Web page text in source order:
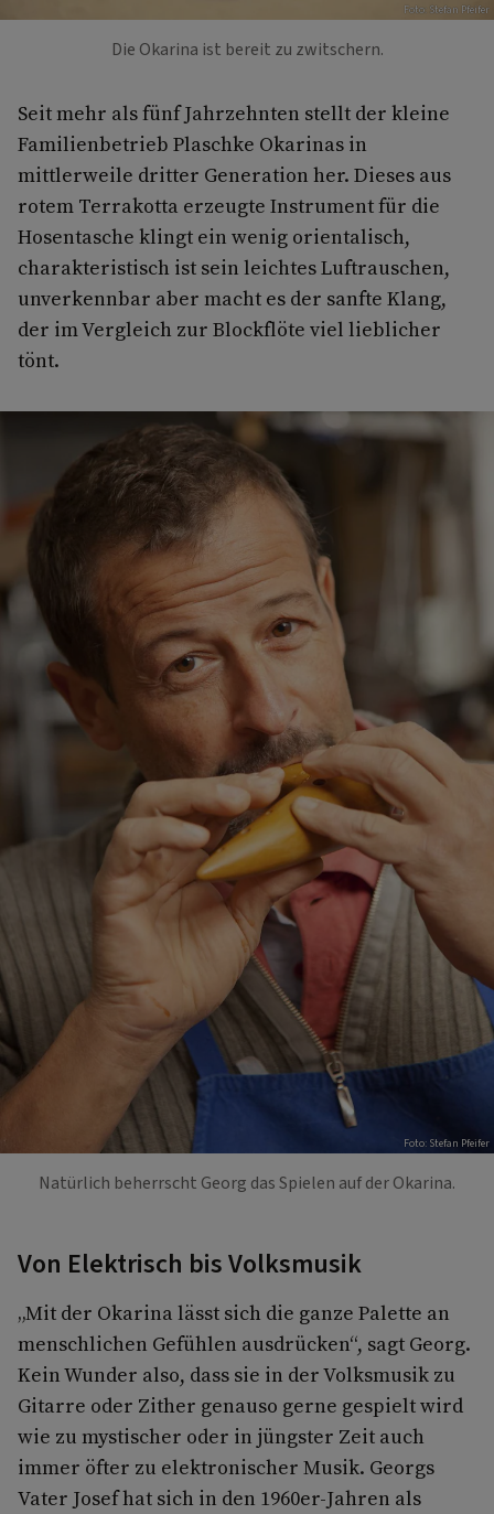
Foto: Stefan Pfeifer
Die Okarina ist bereit zu zwitschern.
Seit mehr als fünf Jahrzehnten stellt der kleine
Familienbetrieb Plaschke Okarinas in
mittlerweile dritter Generation her. Dieses aus
rotem Terrakotta erzeugte Instrument für die
Hosentasche klingt ein wenig orientalisch,
charakteristisch ist sein leichtes Luftrauschen,
unverkennbar aber macht es der sanfte Klang,
der im Vergleich zur Blockflöte viel lieblicher
tönt.
Foto: Stefan Pfeifer
Natürlich beherrscht Georg das Spielen auf der Okarina.
Von Elektrisch bis Volksmusik
„Mit der Okarina lässt sich die ganze Palette an
menschlichen Gefühlen ausdrücken“, sagt Georg.
Kein Wunder also, dass sie in der Volksmusik zu
Gitarre oder Zither genauso gerne gespielt wird
wie zu mystischer oder in jüngster Zeit auch
immer öfter zu elektronischer Musik. Georgs
Vater Josef hat sich in den 1960er-Jahren als